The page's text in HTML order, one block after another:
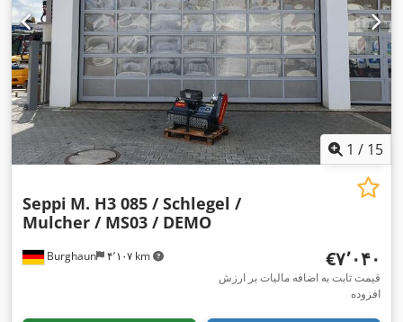
1 / 15
Burghaun ۴٬۱۰۷ km
Seppi M. H3 085 / Schlegel /
Mulcher / MS03 / DEMO
‎€۷٬۰۴۰
قیمت ثابت به اضافه مالیات بر ارزش
افزوده